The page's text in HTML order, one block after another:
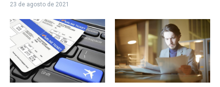
23 de agosto de 2021